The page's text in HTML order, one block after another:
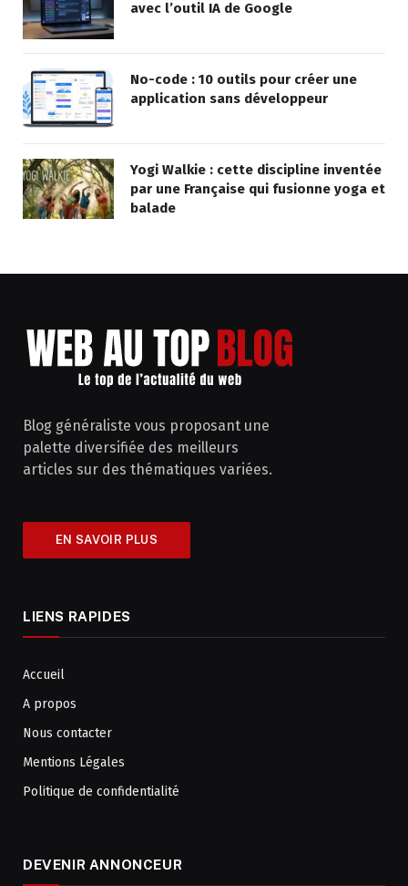
avec l’outil IA de Google
No-code : 10 outils pour créer une
application sans développeur
Yogi Walkie : cette discipline inventée
par une Française qui fusionne yoga et
balade
Blog généraliste vous proposant une
palette diversifiée des meilleurs
articles sur des thématiques variées.
EN SAVOIR PLUS
LIENS RAPIDES
Accueil
A propos
Nous contacter
Mentions Légales
Politique de confidentialité
DEVENIR ANNONCEUR